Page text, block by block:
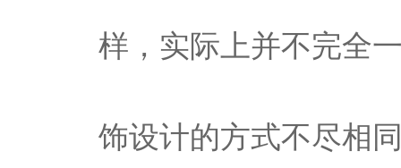
样，实际上并不完全
饰设计的方式不尽相